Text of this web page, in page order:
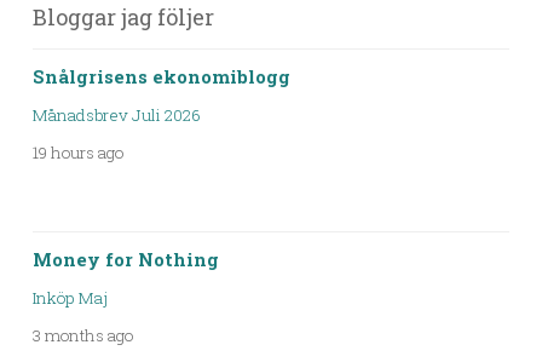
Bloggar jag följer
Snålgrisens ekonomiblogg
Månadsbrev Juli 2026
19 hours ago
Money for Nothing
Inköp Maj
3 months ago